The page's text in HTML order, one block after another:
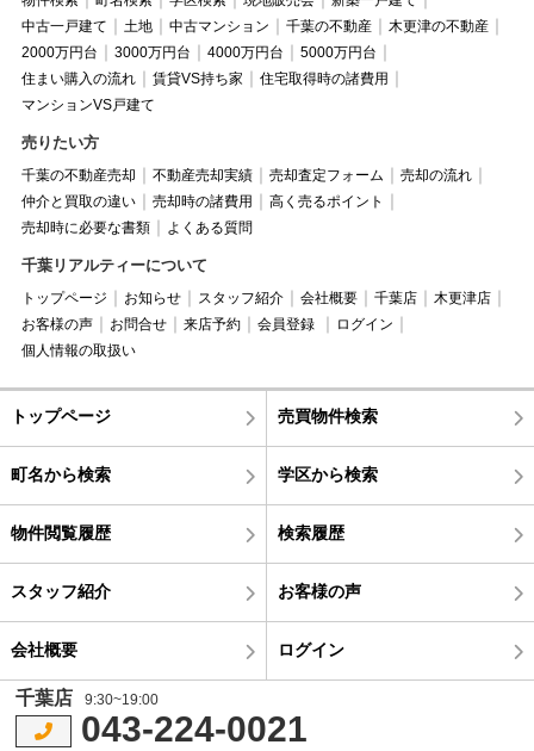
中古一戸建て
土地 中古マンション 千葉の不動産
木更津の不動産
2000万円台
3000万円台 4000万円台
5000万円台
住まい購入の流れ
賃貸VS持ち家
住宅取得時の諸費用
マンションVS戸建て
売りたい方
千葉の不動産売却 不動産売却実績 売却査定フォーム
売却の流れ
仲介と買取の違い
売却時の諸費用
高く売るポイント
売却時に必要な書類
よくある質問
千葉リアルティーについて
トップページ お知らせ スタッフ紹介 会社概要 千葉店
木更津店
お客様の声
お問合せ 来店予約 会員登録
ログイン
個人情報の取扱い
トップページ 売買物件検索
町名から検索 学区から検索
物件閲覧履歴 検索履歴
スタッフ紹介 お客様の声
会社概要 ログイン
千葉店 9:30~19:00
043-224-0021